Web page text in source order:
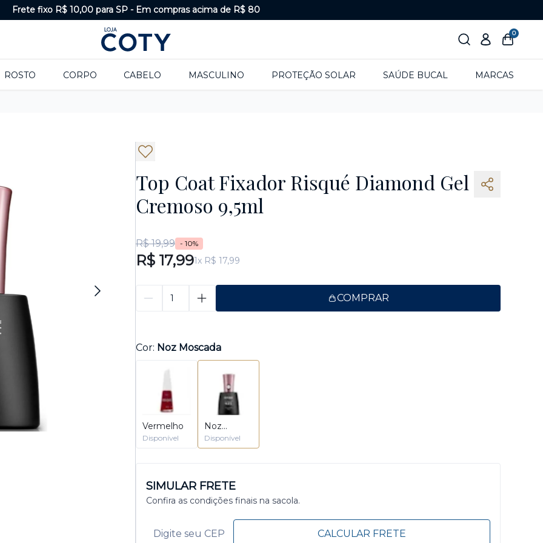
Frete fixo R$ 10,00 para SP - Em compras acima de R$ 80
0
ROSTO CORPO CABELO MASCULINO PROTEÇÃO SOLAR SAÚDE BUCAL MARCAS
Top Coat Fixador Risqué Diamond Gel
Cremoso 9,5ml
Cor: Noz Moscada
Vermelho
Disponível
Noz
Moscada
Disponível
R$ 19,99 - 10%
R$ 17,991x R$ 17,99
COMPRAR
SIMULAR FRETE
Confira as condições finais na sacola.
CALCULAR FRETE